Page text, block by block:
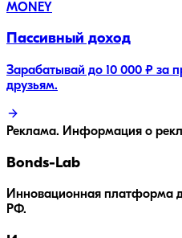
MONEY
Пассивный доход
Зарабатывай до 10 000 ₽ за
друзьям.
Реклама. Информация о
Bonds-Lab
Инновационная платформа
РФ.